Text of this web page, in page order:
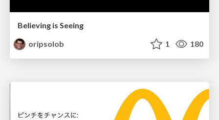
Believing is Seeing
oripsolob
1 180